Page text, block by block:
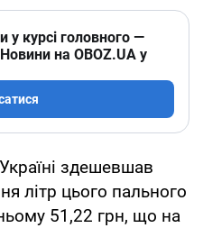
у курсі головного —
на OBOZ.UA у
здешевшав
літр цього пального
51,22 грн, що на